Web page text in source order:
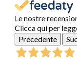
Le nostre
Clicca qui per
Precedente